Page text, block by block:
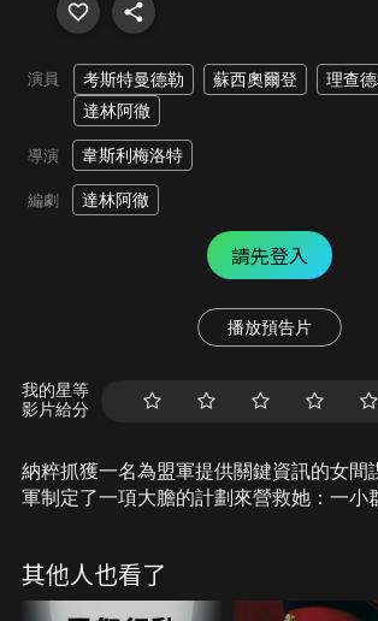
演員 考斯特曼德勒 蘇西奧爾登
理查
達林阿徹
導演 韋斯利梅洛特
編劇 達林阿徹
請先登入
播放預告片
我的星等
影片給分
納粹抓獲一名為盟軍提供關鍵資訊的女間
軍制定了一項大膽的計劃來營救她：一小
鬥才剛開始。
其他人也看了